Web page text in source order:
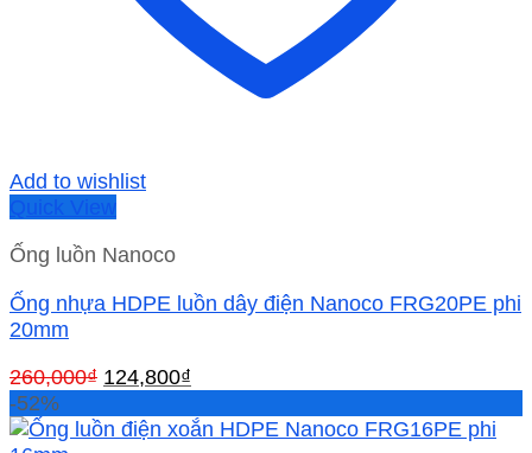
Add to wishlist
Quick View
Ống luồn Nanoco
Ống nhựa HDPE luồn dây điện Nanoco FRG20PE phi
20mm
260,000₫ Giá
là:
124,800₫
tại
-52%